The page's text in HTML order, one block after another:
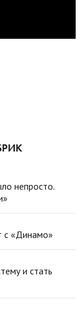
непросто.
с «Динамо»
и стать